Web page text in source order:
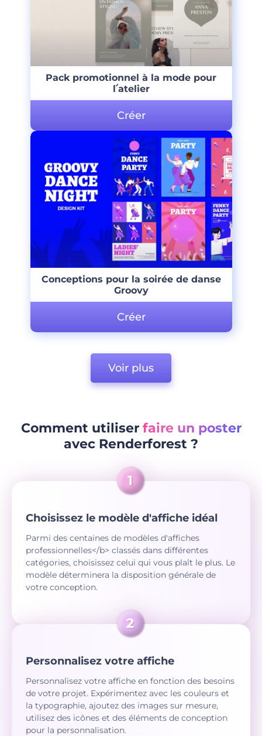
Pack promotionnel à la mode pour
l՛atelier
Créer
Conceptions pour la soirée de danse
Groovy
Créer
Voir plus
Comment utiliser faire un poster
avec Renderforest ?
Choisissez le modèle d'affiche idéal
Parmi des centaines de modèles d'affiches
professionnelles</b> classés dans différentes
catégories, choisissez celui qui vous plaît le plus. Le
modèle déterminera la disposition générale de
votre conception.
Personnalisez votre affiche
Personnalisez votre affiche en fonction des besoins
de votre projet. Expérimentez avec les couleurs et
la typographie, ajoutez des images sur mesure,
utilisez des icônes et des éléments de conception
pour la personnalisation.